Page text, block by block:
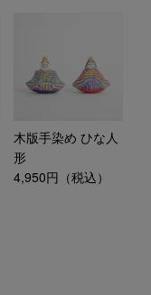
木版手染め ひな人
形
4,950円（税込）